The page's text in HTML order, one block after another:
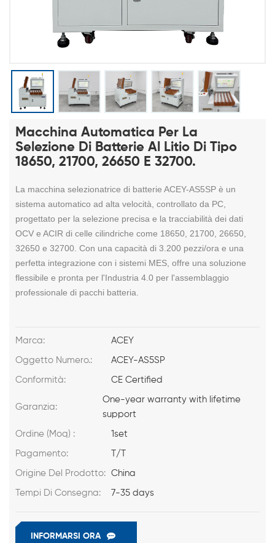
Macchina Automatica Per La
Selezione Di Batterie Al Litio Di Tipo
18650, 21700, 26650 E 32700.
La macchina selezionatrice di batterie ACEY-AS5SP è un
sistema automatico ad alta velocità, controllato da PC,
progettato per la selezione precisa e la tracciabilità dei dati
OCV e ACIR di celle cilindriche come 18650, 21700, 26650,
32650 e 32700. Con una capacità di 3.200 pezzi/ora e una
perfetta integrazione con i sistemi MES, offre una soluzione
flessibile e pronta per l'Industria 4.0 per l'assemblaggio
professionale di pacchi batteria.
Marca: ACEY
Oggetto Numero.: ACEY-AS5SP
Conformità: CE Certified
Garanzia:
One-year warranty with lifetime
support
Ordine (Moq) : 1set
Pagamento: T/T
Origine Del Prodotto: China
Tempi Di Consegna: 7-35 days
INFORMARSI ORA